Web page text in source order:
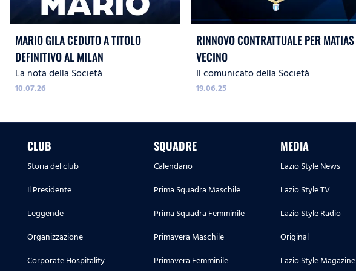
MARIO GILA CEDUTO A TITOLO
DEFINITIVO AL MILAN
La nota della Società
10.07.26
RINNOVO CONTRATTUALE PER MATIAS
VECINO
Il comunicato della Società
19.06.25
CLUB
Storia del club
Il Presidente
Leggende
Organizzazione
Corporate Hospitality
SQUADRE
Calendario
Prima Squadra Maschile
Prima Squadra Femminile
Primavera Maschile
Primavera Femminile
MEDIA
Lazio Style News
Lazio Style TV
Lazio Style Radio
Original
Lazio Style Magazine